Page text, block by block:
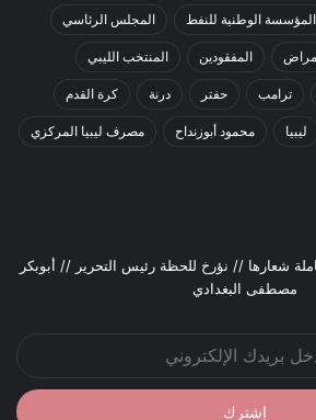
المؤسسة الوطنية للنفط المجلس الرئاسي
المفقودين المنتخب الليبي
ترامب حفتر درنة كرة القدم
ليبيا محمود أبوزنداح مصرف ليبيا المركزي
شعارها // نؤرخ للحظة رئيس التحرير // أبوبكر
مصطفى البغدادي